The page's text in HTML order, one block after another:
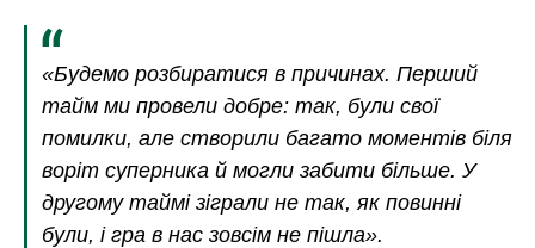
«Будемо розбиратися в причинах. Перший
тайм ми провели добре: так, були свої
помилки, але створили багато моментів біля
воріт суперника й могли забити більше. У
другому таймі зіграли не так, як повинні
були, і гра в нас зовсім не пішла».